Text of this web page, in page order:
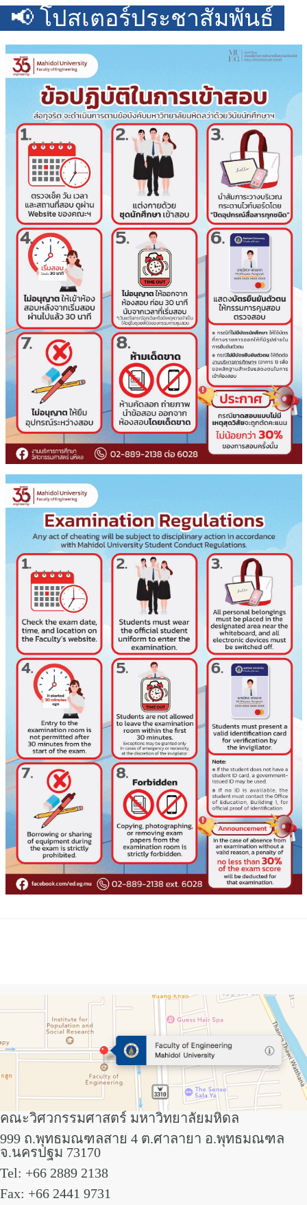
📢 โปสเตอร์ประชาสัมพันธ์
คณะวิศวกรรมศาสตร์ มหาวิทยาลัยมหิดล
999 ถ.พุทธมณฑลสาย 4 ต.ศาลายา อ.พุทธมณฑล
จ.นครปฐม 73170
Tel: +66 2889 2138
Fax: +66 2441 9731